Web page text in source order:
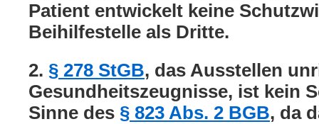
Patient entwickelt keine
Beihilfestelle als Dritte.
2. § 278 StGB, das Ausstellen
Gesundheitszeugnisse, ist kein
Sinne des § 823 Abs. 2 BGB, da